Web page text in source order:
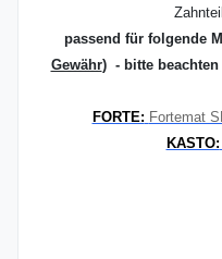
passend für folgende
Gewähr) - bitte beachten
FORTE: Fortemat
KASTO: